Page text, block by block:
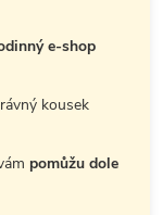
e-shop
kousek
pomůžu dole